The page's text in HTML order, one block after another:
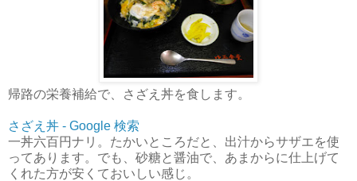
帰路の栄養補給で、さざえ丼を食します。
さざえ丼 - Google 検索
一丼六百円ナリ。たかいところだと、出汁からサザエを使
ってあります。でも、砂糖と醤油で、あまからに仕上げて
くれた方が安くておいしい感じ。